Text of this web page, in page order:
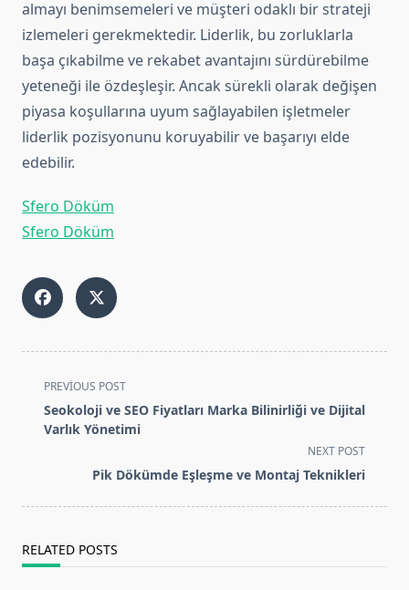
almayı benimsemeleri ve müşteri odaklı bir strateji
izlemeleri gerekmektedir. Liderlik, bu zorluklarla
başa çıkabilme ve rekabet avantajını sürdürebilme
yeteneği ile özdeşleşir. Ancak sürekli olarak değişen
piyasa koşullarına uyum sağlayabilen işletmeler
liderlik pozisyonunu koruyabilir ve başarıyı elde
edebilir.
Sfero Döküm
Sfero Döküm
<span
class="nav-
subtitle
PREVIOUS POST
Seokoloji ve SEO Fiyatları Marka Bilinirliği ve Dijital
Varlık Yönetimi
NEXT POST
Pik Dökümde Eşleşme ve Montaj Teknikleri
RELATED POSTS